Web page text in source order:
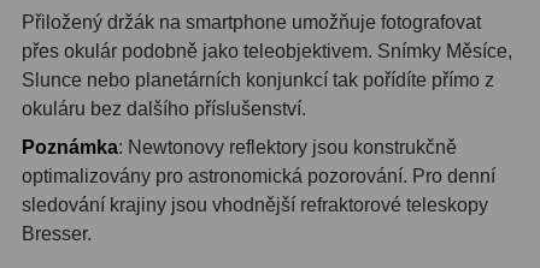
Optické hledáčky15
Red Dot hledáčky
Sluneční hledáčky3
Úchyty a držáky hledáčků4
Příslušenství
Přiložený držák na smartphone umožňuje fotografovat
přes okulár podobně jako teleobjektivem. Snímky Měsíce,
Slunce nebo planetárních konjunkcí tak pořídíte přímo z
okuláru bez dalšího příslušenství.
Poznámka: Newtonovy reflektory jsou konstrukčně
optimalizovány pro astronomická pozorování. Pro denní
sledování krajiny jsou vhodnější refraktorové teleskopy
Bresser.